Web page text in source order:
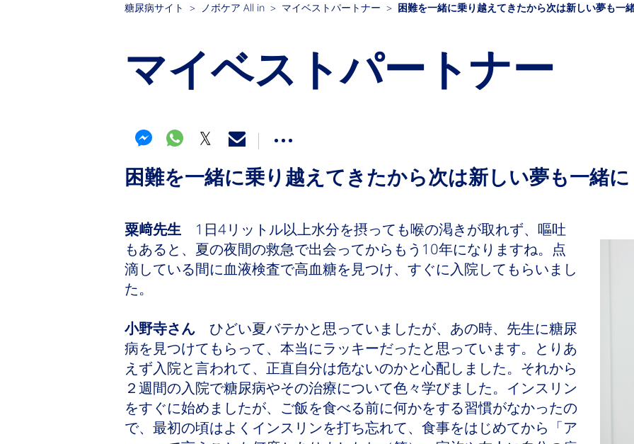
糖尿病サイト ノボケア All in マイベストパートナー 困難を一緒に乗り越えてきたから次は新しい夢も一
マイベストパートナー
困難を一緒に乗り越えてきたから次は新しい夢も一緒に
粟﨑先生 1日4リットル以上水分を摂っても喉の渇きが取れず、嘔吐
もあると、夏の夜間の救急で出会ってからもう10年になりますね。点
滴している間に血液検査で高血糖を見つけ、すぐに入院してもらいまし
た。
小野寺さん ひどい夏バテかと思っていましたが、あの時、先生に糖尿
病を見つけてもらって、本当にラッキーだったと思っています。とりあ
えず入院と言われて、正直自分は危ないのかと心配しました。それから
２週間の入院で糖尿病やその治療について色々学びました。インスリン
をすぐに始めましたが、ご飯を食べる前に何かをする習慣がなかったの
で、最初の頃はよくインスリンを打ち忘れて、食事をはじめてから「ア